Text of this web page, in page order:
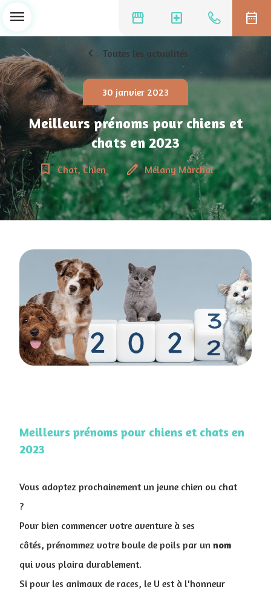
storefront local_hospital date_range
menu
chevron_left Toutes les actualités
30 janvier 2023
Meilleurs prénoms pour chiens et
chats en 2023
bookmark_border Chat, Chien edit Mélany Marchal
Meilleurs prénoms pour chiens et chats en
2023
Vous adoptez prochainement un jeune chien ou chat
?
Pour bien commencer votre aventure à ses
côtés, prénommez votre boule de poils par un nom
qui vous plaira durablement.
Si pour les animaux de races, le U est à l'honneur